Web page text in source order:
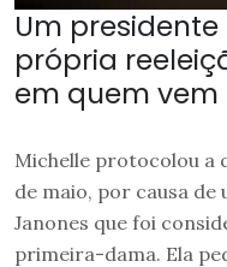
Um
própria
em quem vem
Michelle protocolou a
de maio, por causa
Janones que foi
primeira-dama. Ela